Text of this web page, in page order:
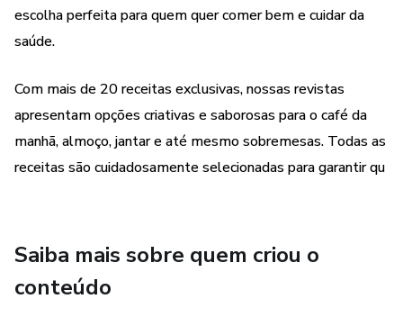
escolha perfeita para quem quer comer bem e cuidar da
saúde.
Com mais de 20 receitas exclusivas, nossas revistas
apresentam opções criativas e saborosas para o café da
manhã, almoço, jantar e até mesmo sobremesas. Todas as
receitas são cuidadosamente selecionadas para garantir qu
Saiba mais sobre quem criou o
conteúdo